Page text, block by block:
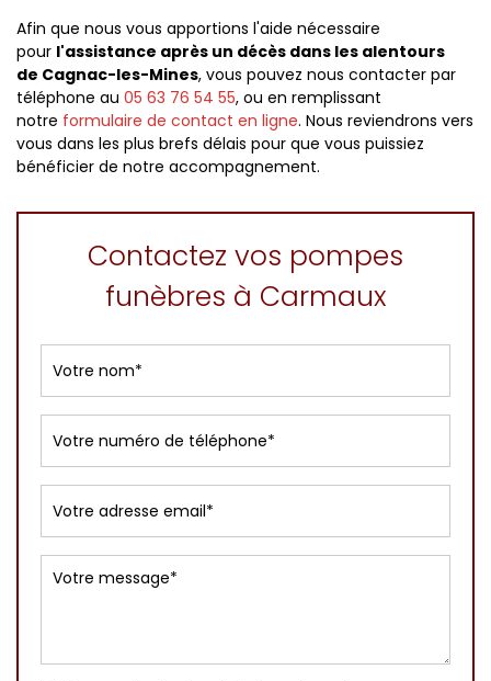
Afin que nous vous apportions l'aide nécessaire
pour l'assistance après un décès dans les alentours
de Cagnac-les-Mines, vous pouvez nous contacter par
téléphone au 05 63 76 54 55, ou en remplissant
notre formulaire de contact en ligne. Nous reviendrons vers
vous dans les plus brefs délais pour que vous puissiez
bénéficier de notre accompagnement.
Contactez vos pompes
funèbres à Carmaux